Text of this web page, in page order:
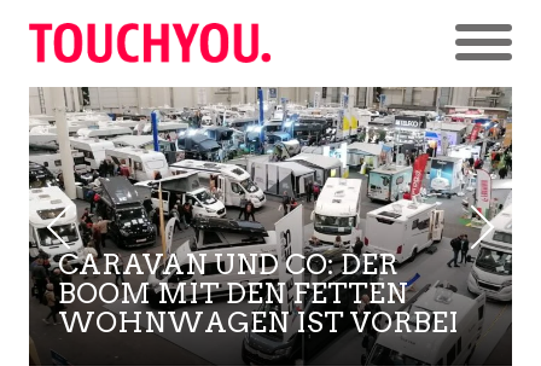
CARAVAN UND CO: DER
BOOM MIT DEN FETTEN
WOHNWAGEN IST VORBEI